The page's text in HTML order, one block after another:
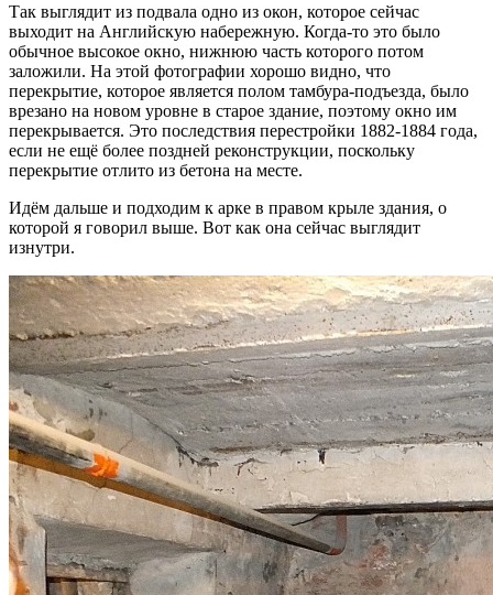
Так выглядит из подвала одно из окон, которое сейчас
выходит на Английскую набережную. Когда-то это было
обычное высокое окно, нижнюю часть которого потом
заложили. На этой фотографии хорошо видно, что
перекрытие, которое является полом тамбура-подъезда, было
врезано на новом уровне в старое здание, поэтому окно им
перекрывается. Это последствия перестройки 1882-1884 года,
если не ещё более поздней реконструкции, поскольку
перекрытие отлито из бетона на месте.
Идём дальше и подходим к арке в правом крыле здания, о
которой я говорил выше. Вот как она сейчас выглядит
изнутри.